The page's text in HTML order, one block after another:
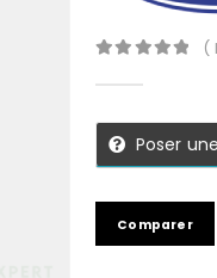
(
Poser
Comparer